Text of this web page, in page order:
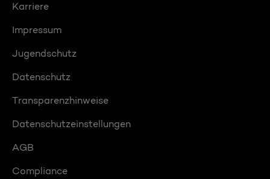
Karriere
Impressum
Jugendschutz
Datenschutz
Transparenzhinweise
Datenschutzeinstellungen
AGB
Compliance